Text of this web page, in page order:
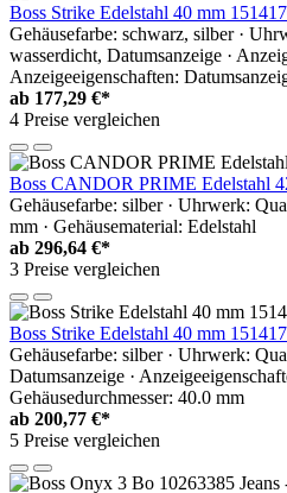
Boss Strike Edelstahl 40 mm
Gehäusefarbe: schwarz, silber ·
wasserdicht, Datumsanzeige ·
Anzeigeeigenschaften:
ab 177,29 €*
4 Preise vergleichen
Boss CANDOR PRIME Edelstahl
Gehäusefarbe: silber · Uhrwerk:
mm · Gehäusematerial: Edelstahl
ab 296,64 €*
3 Preise vergleichen
Boss Strike Edelstahl 40 mm
Gehäusefarbe: silber · Uhrwerk:
Datumsanzeige ·
Gehäusedurchmesser: 40.0 mm
ab 200,77 €*
5 Preise vergleichen